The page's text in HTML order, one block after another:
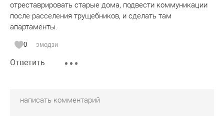
отреставрировать старые дома, подвести коммуникации
после расселения трущебников, и сделать там
апартаменты.
0 эмодзи
Ответить